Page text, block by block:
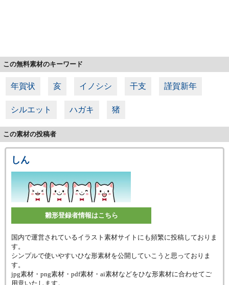
この無料素材のキーワード
年賀状 亥 イノシシ 干支 謹賀新年
シルエット ハガキ 猪
この素材の投稿者
しん
雛形登録者情報はこちら
国内で運営されているイラスト素材サイトにも頻繁に投稿しておりま
す。
シンプルで使いやすいひな形素材を公開していこうと思っておりま
す。
jpg素材・png素材・pdf素材・ai素材などをひな形素材に合わせてご
用意いたします。